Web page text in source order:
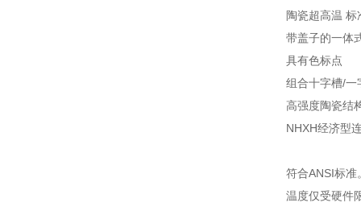
陶瓷超高温
带盖子的一体
具有色标点
组合十字槽/一
高强度陶瓷结
NHXH经济型
符合ANSI标准
温度仅受硬件